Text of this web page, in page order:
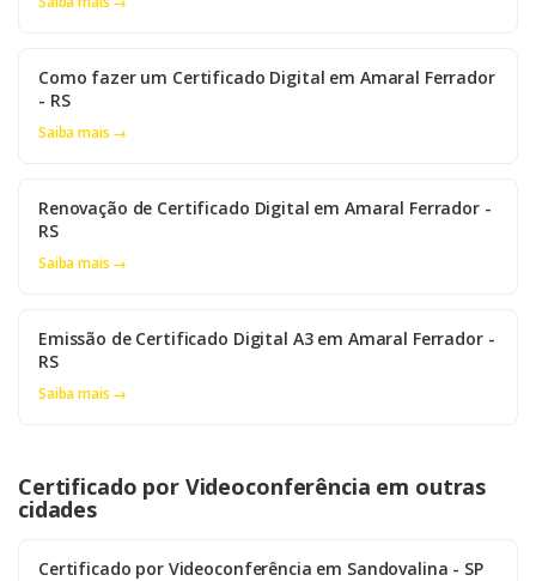
Como fazer um Certificado Digital em Amaral Ferrador
- RS
Saiba mais →
Renovação de Certificado Digital em Amaral Ferrador -
RS
Saiba mais →
Emissão de Certificado Digital A3 em Amaral Ferrador -
RS
Saiba mais →
Certificado por Videoconferência em outras
cidades
Certificado por Videoconferência em Sandovalina - SP